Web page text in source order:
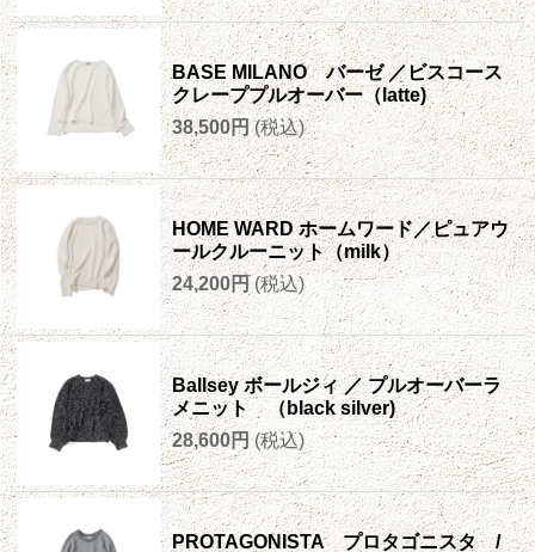
BASE MILANO バーゼ ／ビスコース
クレーププルオーバー（latte)
38,500円 (税込)
HOME WARD ホームワード／ピュアウ
ールクルーニット（milk）
24,200円 (税込)
Ballsey ボールジィ ／ プルオーバーラ
メニット （black silver)
28,600円 (税込)
PROTAGONISTA プロタゴニスタ /